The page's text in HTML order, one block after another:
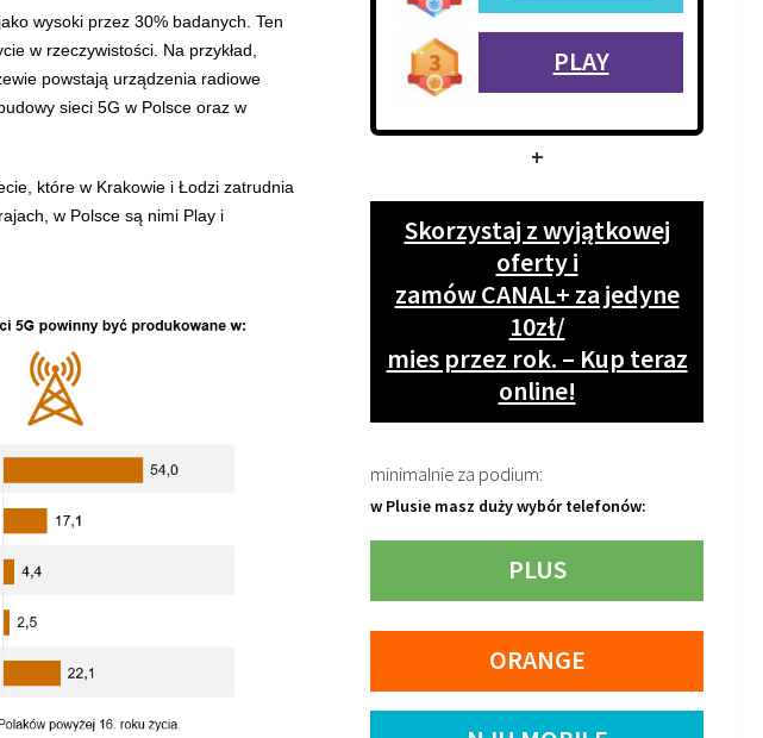
wysoki przez 30% badanych. Ten
w rzeczywistości. Na przykład,
powstają urządzenia radiowe
sieci 5G w Polsce oraz w
które w Krakowie i Łodzi zatrudnia
w Polsce są nimi Play i
PLAY
+
Skorzystaj z wyjątkowej
oferty i
zamów CANAL+ za jedyne
10zł/
mies przez rok. – Kup teraz
online!
minimalnie za podium:
w Plusie masz duży wybór telefonów:
PLUS
ORANGE